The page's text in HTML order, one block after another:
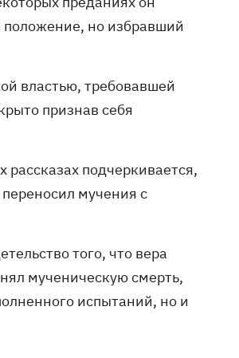
но избравший
властью, требовавшей
признав себя
подчеркивается,
мучения с
того, что вера
мученическую смерть,
испытаний, но и